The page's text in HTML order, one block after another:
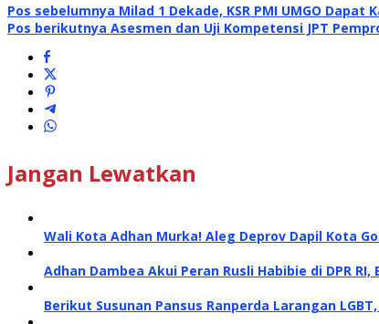
Pos sebelumnya Milad 1 Dekade, KSR PMI UMGO Dapat
Pos berikutnya Asesmen dan Uji Kompetensi JPT
Jangan Lewatkan
Wali Kota Adhan Murka! Aleg Deprov Dapil Kota
Adhan Dambea Akui Peran Rusli Habibie di DPR
Berikut Susunan Pansus Ranperda Larangan